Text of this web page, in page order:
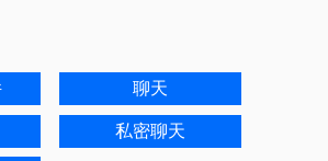
聊天
私密聊天